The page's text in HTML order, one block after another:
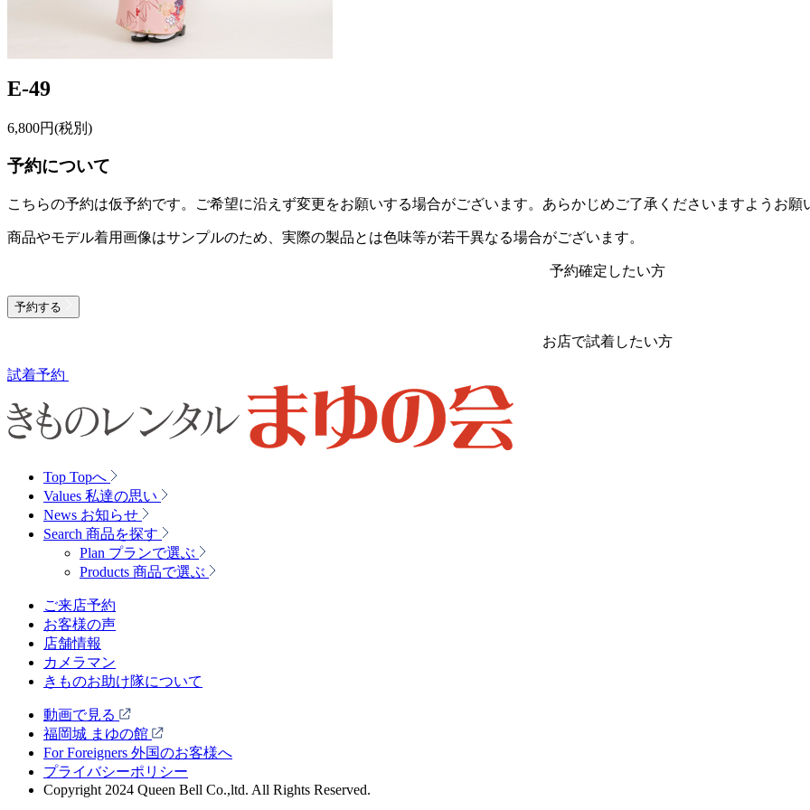
E-49
6,800円(税別)
予約について
こちらの予約は仮予約です。 ご希望に沿えず変更をお願いする場合がございます。あらかじめご了承くださいますようお願
商品やモデル着用画像はサンプルのため、実際の製品とは色味等が若干異なる場合がございます。
予約確定したい方
予約する
お店で試着したい方
試着予約
Top Topへ
Values 私達の思い
News お知らせ
Search 商品を探す
Plan プランで選ぶ
Products 商品で選ぶ
ご来店予約
お客様の声
店舗情報
カメラマン
きものお助け隊について
動画で見る
福岡城 まゆの館
For Foreigners 外国のお客様へ
プライバシーポリシー
Copyright 2024 Queen Bell Co.,ltd. All Rights Reserved.